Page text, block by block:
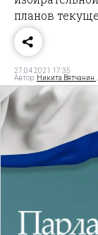
планов
27.04.2021 17:35
Автор: Никита Вятчанин